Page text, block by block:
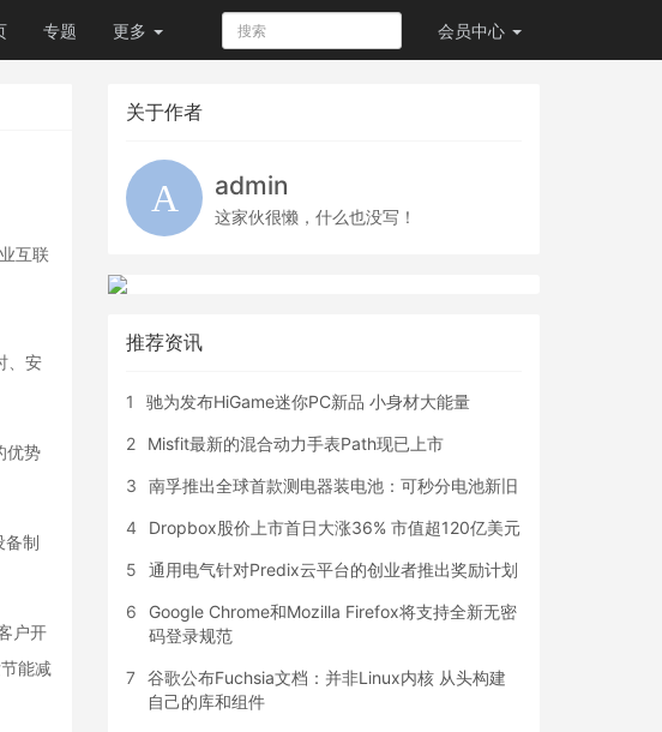
专题 更多 会员中心
互联
、安
优势
备制
户开
能减
关于作者
admin
这家伙很懒，什么也没写！
推荐资讯
1 驰为发布HiGame迷你PC新品 小身材大能量
2 Misfit最新的混合动力手表Path现已上市
3 南孚推出全球首款测电器装电池：可秒分电池新旧
4 Dropbox股价上市首日大涨36% 市值超120亿美元
5 通用电气针对Predix云平台的创业者推出奖励计划
6
Google Chrome和Mozilla Firefox将支持全新无密
码登录规范
7 谷歌公布Fuchsia文档：并非Linux内核 从头构建
自己的库和组件